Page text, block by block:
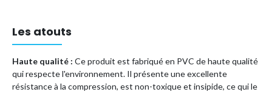
Les atouts
Haute qualité : Ce produit est fabriqué en PVC de haute qualité
qui respecte l'environnement. Il présente une excellente
résistance à la compression, est non-toxique et insipide, ce qui le